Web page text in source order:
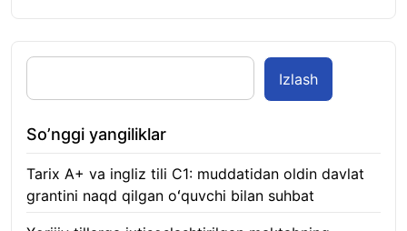
Izlash
So’nggi yangiliklar
Tarix A+ va ingliz tili C1: muddatidan oldin davlat
grantini naqd qilgan oʻquvchi bilan suhbat